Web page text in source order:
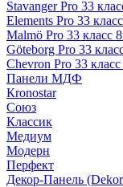
Stavanger Pro 33
Elements Pro 33
Malmö Pro 33 класс
Göteborg Pro 33
Chevron Pro 33
Панели МДФ
Кronostar
Союз
Классик
Медиум
Модерн
Перфект
Декор-Панель